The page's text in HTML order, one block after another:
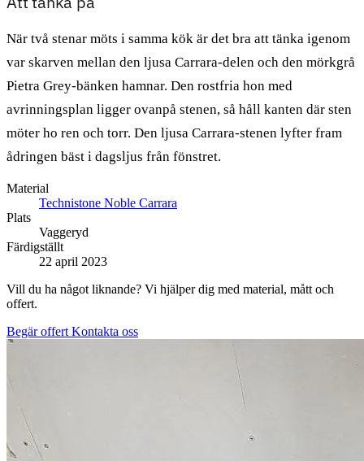
När två stenar möts i samma kök är det bra att tänka igenom
var skarven mellan den ljusa Carrara-delen och den mörkgrå
Pietra Grey-bänken hamnar. Den rostfria hon med
avrinningsplan ligger ovanpå stenen, så håll kanten där sten
möter ho ren och torr. Den ljusa Carrara-stenen lyfter fram
ådringen bäst i dagsljus från fönstret.
Material
Technistone Noble Carrara
Plats
Vaggeryd
Färdigställt
22 april 2023
Vill du ha något liknande? Vi hjälper dig med material, mått och
offert.
Begär offert Kontakta oss